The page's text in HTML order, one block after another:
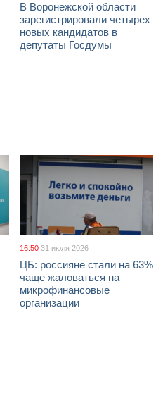
В Воронежской области
зарегистрировали четырех
новых кандидатов в
депутаты Госдумы
16:50 31 июля 2026
ЦБ: россияне стали на 63%
чаще жаловаться на
микрофинансовые
организации